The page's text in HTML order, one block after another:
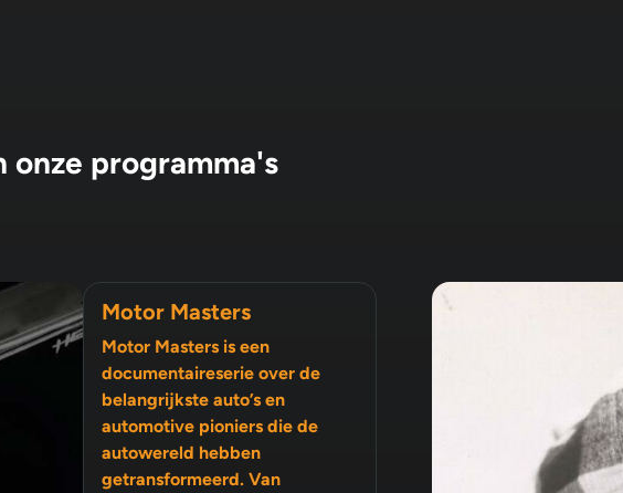
onze programma's
Motor Masters
Motor Masters is een
documentaireserie over de
belangrijkste auto’s en
automotive pioniers die de
autowereld hebben
getransformeerd. Van